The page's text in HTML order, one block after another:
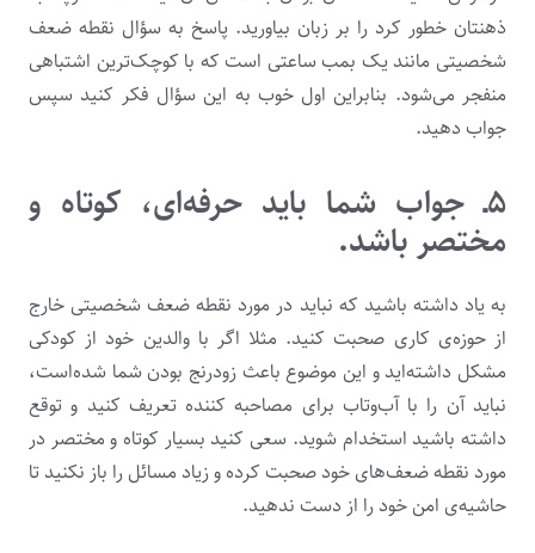
ذهنتان خطور کرد را بر زبان بیاورید. پاسخ به سؤال نقطه ضعف
شخصیتی مانند یک بمب ساعتی است که با کوچک‌ترین اشتباهی
منفجر می­‌شود. بنابراین اول خوب به این سؤال فکر کنید سپس
جواب دهید.
۵ـ جواب شما باید حرفه‌ای، کوتاه و
مختصر باشد.
به یاد ­داشته باشید که نباید در مورد نقطه ضعف شخصیتی خارج
از حوزه‌­ی کاری صحبت کنید. مثلا اگر با والدین خود از کودکی
مشکل داشته‌­اید و این موضوع باعث زودرنج بودن شما شده‌است،
نباید آن را با آب‌وتاب برای مصاحبه­ کننده تعریف کنید و توقع
داشته باشید استخدام شوید. سعی کنید بسیار کوتاه و مختصر در
مورد نقطه ضعف‌های خود صحبت کرده و زیاد مسائل را باز نکنید تا
حاشیه‌ی امن خود را از دست ندهید.